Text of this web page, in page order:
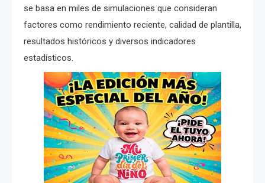
se basa en miles de simulaciones que consideran
factores como rendimiento reciente, calidad de plantilla,
resultados históricos y diversos indicadores
estadísticos.